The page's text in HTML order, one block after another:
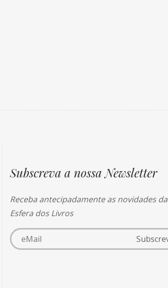
Subscreva a nossa Newsletter
Receba antecipadamente as novidades da
Esfera dos Livros